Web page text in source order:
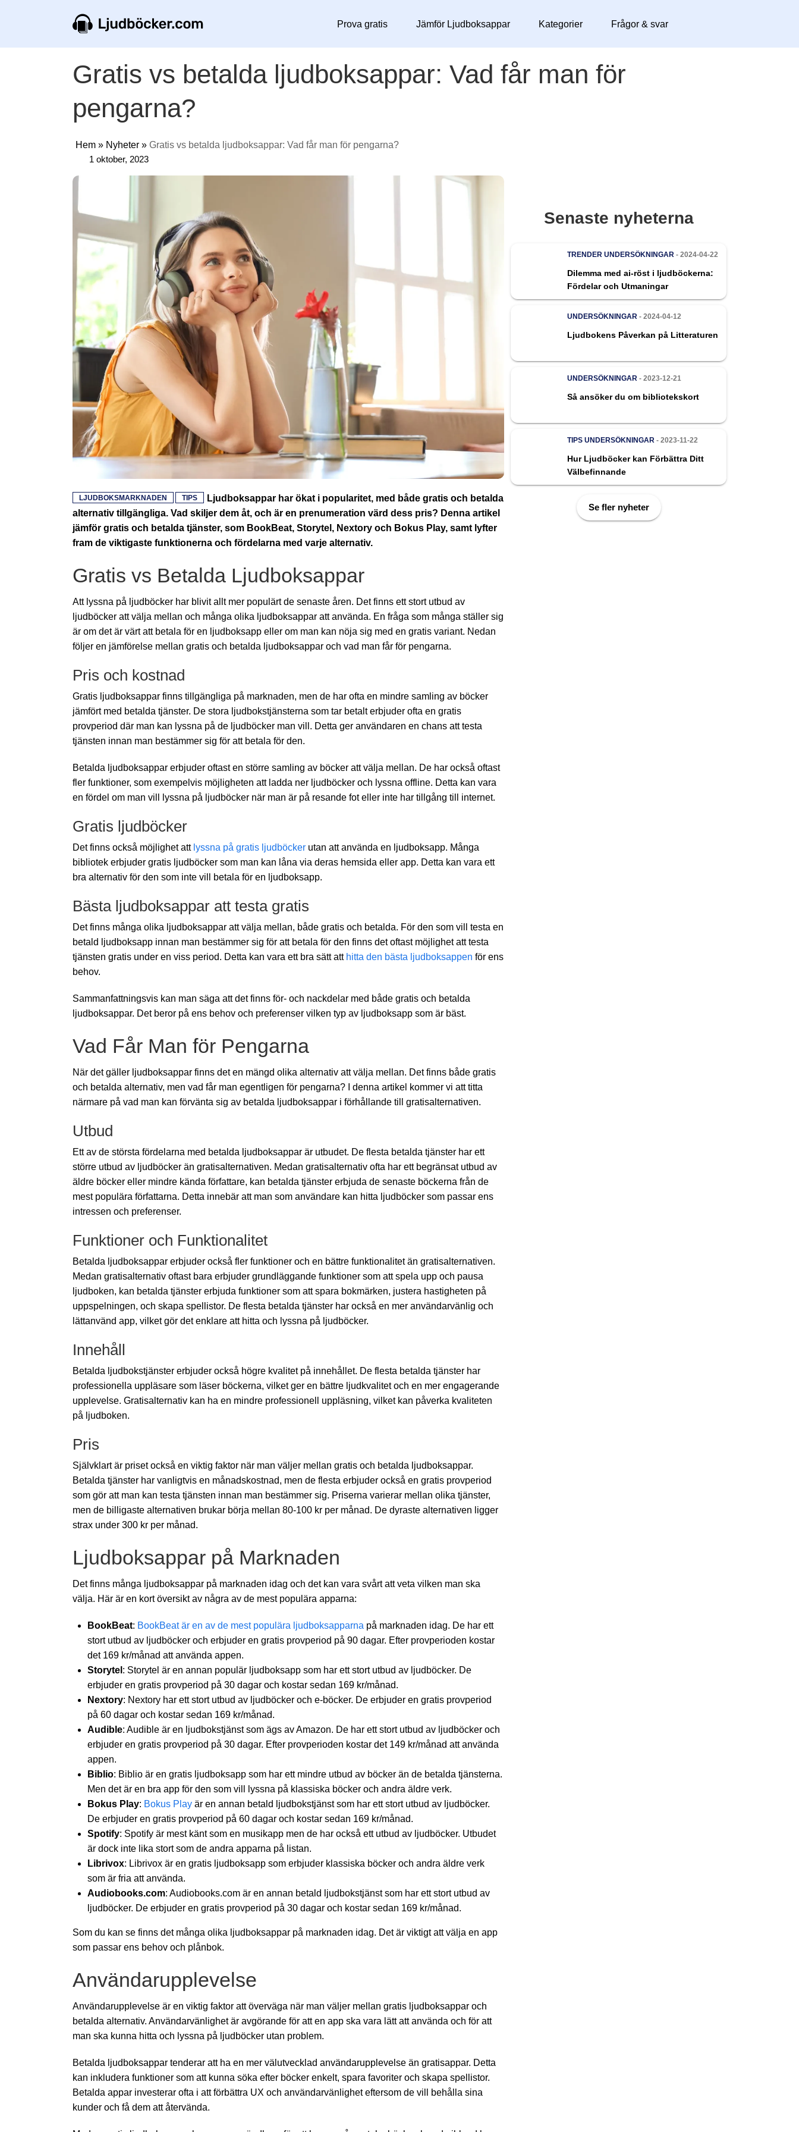
Prova gratis Jämför Ljudboksappar Kategorier Frågor & svar
Gratis vs betalda ljudboksappar: Vad får man för
pengarna?
Hem » Nyheter » Gratis vs betalda ljudboksappar: Vad får man för pengarna?
1 oktober, 2023
LJUDBOKSMARKNADEN TIPS
Ljudboksappar har ökat i popularitet, med både gratis och betalda
alternativ tillgängliga. Vad skiljer dem åt, och är en prenumeration värd dess pris? Denna artikel
jämför gratis och betalda tjänster, som BookBeat, Storytel, Nextory och Bokus Play, samt lyfter
fram de viktigaste funktionerna och fördelarna med varje alternativ.
Gratis vs Betalda Ljudboksappar
Att lyssna på ljudböcker har blivit allt mer populärt de senaste åren. Det finns ett stort utbud av
ljudböcker att välja mellan och många olika ljudboksappar att använda. En fråga som många ställer sig
är om det är värt att betala för en ljudboksapp eller om man kan nöja sig med en gratis variant. Nedan
följer en jämförelse mellan gratis och betalda ljudboksappar och vad man får för pengarna.
Pris och kostnad
Gratis ljudboksappar finns tillgängliga på marknaden, men de har ofta en mindre samling av böcker
jämfört med betalda tjänster. De stora ljudbokstjänsterna som tar betalt erbjuder ofta en gratis
provperiod där man kan lyssna på de ljudböcker man vill. Detta ger användaren en chans att testa
tjänsten innan man bestämmer sig för att betala för den.
Betalda ljudboksappar erbjuder oftast en större samling av böcker att välja mellan. De har också oftast
fler funktioner, som exempelvis möjligheten att ladda ner ljudböcker och lyssna offline. Detta kan vara
en fördel om man vill lyssna på ljudböcker när man är på resande fot eller inte har tillgång till internet.
Gratis ljudböcker
Det finns också möjlighet att lyssna på gratis ljudböcker utan att använda en ljudboksapp. Många
bibliotek erbjuder gratis ljudböcker som man kan låna via deras hemsida eller app. Detta kan vara ett
bra alternativ för den som inte vill betala för en ljudboksapp.
Bästa ljudboksappar att testa gratis
Det finns många olika ljudboksappar att välja mellan, både gratis och betalda. För den som vill testa en
betald ljudboksapp innan man bestämmer sig för att betala för den finns det oftast möjlighet att testa
tjänsten gratis under en viss period. Detta kan vara ett bra sätt att hitta den bästa ljudboksappen för ens
behov.
Sammanfattningsvis kan man säga att det finns för- och nackdelar med både gratis och betalda
ljudboksappar. Det beror på ens behov och preferenser vilken typ av ljudboksapp som är bäst.
Vad Får Man för Pengarna
När det gäller ljudboksappar finns det en mängd olika alternativ att välja mellan. Det finns både gratis
och betalda alternativ, men vad får man egentligen för pengarna? I denna artikel kommer vi att titta
närmare på vad man kan förvänta sig av betalda ljudboksappar i förhållande till gratisalternativen.
Utbud
Ett av de största fördelarna med betalda ljudboksappar är utbudet. De flesta betalda tjänster har ett
större utbud av ljudböcker än gratisalternativen. Medan gratisalternativ ofta har ett begränsat utbud av
äldre böcker eller mindre kända författare, kan betalda tjänster erbjuda de senaste böckerna från de
mest populära författarna. Detta innebär att man som användare kan hitta ljudböcker som passar ens
intressen och preferenser.
Funktioner och Funktionalitet
Betalda ljudboksappar erbjuder också fler funktioner och en bättre funktionalitet än gratisalternativen.
Medan gratisalternativ oftast bara erbjuder grundläggande funktioner som att spela upp och pausa
ljudboken, kan betalda tjänster erbjuda funktioner som att spara bokmärken, justera hastigheten på
uppspelningen, och skapa spellistor. De flesta betalda tjänster har också en mer användarvänlig och
lättanvänd app, vilket gör det enklare att hitta och lyssna på ljudböcker.
Innehåll
Betalda ljudbokstjänster erbjuder också högre kvalitet på innehållet. De flesta betalda tjänster har
professionella uppläsare som läser böckerna, vilket ger en bättre ljudkvalitet och en mer engagerande
upplevelse. Gratisalternativ kan ha en mindre professionell uppläsning, vilket kan påverka kvaliteten
på ljudboken.
Pris
Självklart är priset också en viktig faktor när man väljer mellan gratis och betalda ljudboksappar.
Betalda tjänster har vanligtvis en månadskostnad, men de flesta erbjuder också en gratis provperiod
som gör att man kan testa tjänsten innan man bestämmer sig. Priserna varierar mellan olika tjänster,
men de billigaste alternativen brukar börja mellan 80-100 kr per månad. De dyraste alternativen ligger
strax under 300 kr per månad.
Ljudboksappar på Marknaden
Det finns många ljudboksappar på marknaden idag och det kan vara svårt att veta vilken man ska
välja. Här är en kort översikt av några av de mest populära apparna:
BookBeat: BookBeat är en av de mest populära ljudboksapparna på marknaden idag. De har ett
stort utbud av ljudböcker och erbjuder en gratis provperiod på 90 dagar. Efter provperioden kostar
det 169 kr/månad att använda appen.
Storytel : Storytel är en annan populär ljudboksapp som har ett stort utbud av ljudböcker. De
erbjuder en gratis provperiod på 30 dagar och kostar sedan 169 kr/månad.
Nextory: Nextory har ett stort utbud av ljudböcker och e-böcker. De erbjuder en gratis provperiod
på 60 dagar och kostar sedan 169 kr/månad.
Audible: Audible är en ljudbokstjänst som ägs av Amazon. De har ett stort utbud av ljudböcker och
erbjuder en gratis provperiod på 30 dagar. Efter provperioden kostar det 149 kr/månad att använda
appen.
Biblio: Biblio är en gratis ljudboksapp som har ett mindre utbud av böcker än de betalda tjänsterna.
Men det är en bra app för den som vill lyssna på klassiska böcker och andra äldre verk.
Bokus Play: Bokus Play är en annan betald ljudbokstjänst som har ett stort utbud av ljudböcker.
De erbjuder en gratis provperiod på 60 dagar och kostar sedan 169 kr/månad.
Spotify: Spotify är mest känt som en musikapp men de har också ett utbud av ljudböcker. Utbudet
är dock inte lika stort som de andra apparna på listan.
Librivox: Librivox är en gratis ljudboksapp som erbjuder klassiska böcker och andra äldre verk
som är fria att använda.
Audiobooks.com: Audiobooks.com är en annan betald ljudbokstjänst som har ett stort utbud av
ljudböcker. De erbjuder en gratis provperiod på 30 dagar och kostar sedan 169 kr/månad.
Som du kan se finns det många olika ljudboksappar på marknaden idag. Det är viktigt att välja en app
som passar ens behov och plånbok.
Användarupplevelse
Användarupplevelse är en viktig faktor att överväga när man väljer mellan gratis ljudboksappar och
betalda alternativ. Användarvänlighet är avgörande för att en app ska vara lätt att använda och för att
man ska kunna hitta och lyssna på ljudböcker utan problem.
Betalda ljudboksappar tenderar att ha en mer välutvecklad användarupplevelse än gratisappar. Detta
kan inkludera funktioner som att kunna söka efter böcker enkelt, spara favoriter och skapa spellistor.
Betalda appar investerar ofta i att förbättra UX och användarvänlighet eftersom de vill behålla sina
kunder och få dem att återvända.
Senaste nyheterna
TRENDER UNDERSÖKNINGAR - 2024-04-22
Dilemma med ai-röst i ljudböckerna:
Fördelar och Utmaningar
UNDERSÖKNINGAR - 2024-04-12
Ljudbokens Påverkan på Litteraturen
UNDERSÖKNINGAR - 2023-12-21
Så ansöker du om bibliotekskort
TIPS UNDERSÖKNINGAR - 2023-11-22
Hur Ljudböcker kan Förbättra Ditt
Välbefinnande
Se fler nyheter